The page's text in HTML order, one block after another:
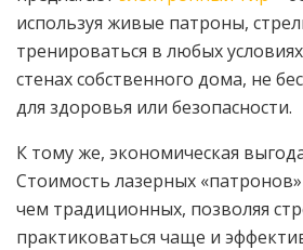
используя живые патроны,
тренироваться в любых
стенах собственного дома, не
для здоровья или безопасности.
К тому же, экономическая
Стоимость лазерных
чем традиционных, позволяя
практиковаться чаще и